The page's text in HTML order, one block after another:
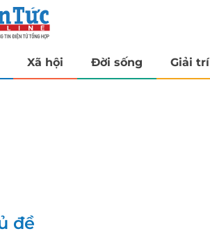
Xã hội Đời sống Giải trí
đề